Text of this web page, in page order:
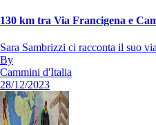
130 km tra Via Francigena e
Sara Sambrizzi ci racconta il suo
By
Cammini d'Italia
28/12/2023